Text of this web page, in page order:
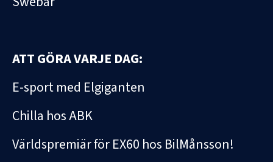
ATT GÖRA VARJE DAG:
E-sport med Elgiganten
Chilla hos ABK
Världspremiär för EX60 hos BilMånsson!